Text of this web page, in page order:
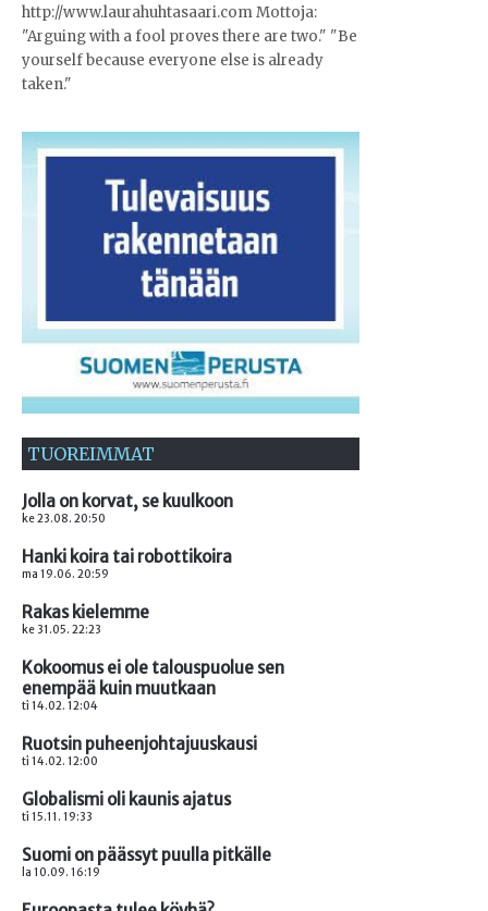
http://www.laurahuhtasaari.com Mottoja:
"Arguing with a fool proves there are two." "Be
yourself because everyone else is already
taken."
TUOREIMMAT
Jolla on korvat, se kuulkoon
ke 23.08. 20:50
Hanki koira tai robottikoira
ma 19.06. 20:59
Rakas kielemme
ke 31.05. 22:23
Kokoomus ei ole talouspuolue sen
enempää kuin muutkaan
ti 14.02. 12:04
Ruotsin puheenjohtajuuskausi
ti 14.02. 12:00
Globalismi oli kaunis ajatus
ti 15.11. 19:33
Suomi on päässyt puulla pitkälle
la 10.09. 16:19